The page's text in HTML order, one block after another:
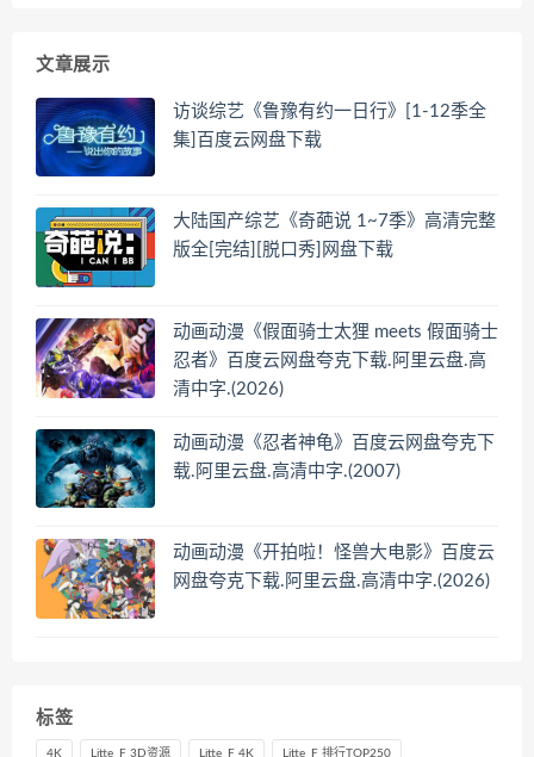
文章展示
访谈综艺《鲁豫有约一日行》[1-12季全
集]百度云网盘下载
大陆国产综艺《奇葩说 1~7季》高清完整
版全[完结][脱口秀]网盘下载
动画动漫《假面骑士太狸 meets 假面骑士
忍者》百度云网盘夸克下载.阿里云盘.高
清中字.(2026)
动画动漫《忍者神龟》百度云网盘夸克下
载.阿里云盘.高清中字.(2007)
动画动漫《开拍啦！怪兽大电影》百度云
网盘夸克下载.阿里云盘.高清中字.(2026)
标签
4K Litte_F 3D资源 Litte_F 4K Litte_F 排行TOP250